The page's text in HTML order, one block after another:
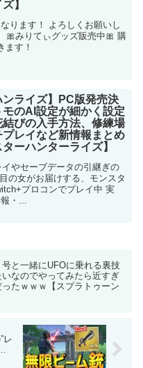
】
ります！ よろしくお願いし
🎀みりてぃグッズ販売中🎀 購
す！
ンライズ】PC版発売決
モのAI設定が細かく設定
結びの入手方法、修練場
プレイなど新情報まとめ
ターハンターライズ】
やセーブデータの引継ぎの
の女がお届けする、モンスタ
プロコンでプレイ中 実
・...
号と一緒にUFOに乗れる裏技
なのでやってみたら近すぎ
たｗｗｗ【スプラトゥーン
レ